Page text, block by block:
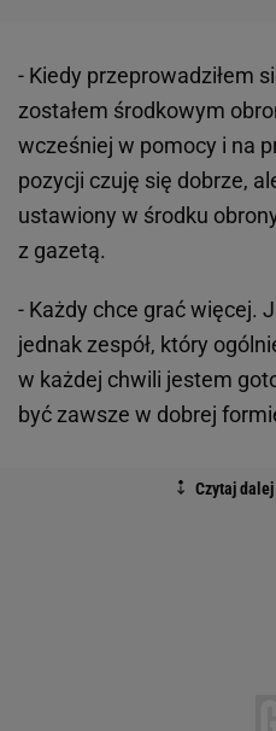
- Kiedy przeprowadziłem
zostałem środkowym
wcześniej w pomocy i na
pozycji czuję się dobrze,
ustawiony w środku
z gazetą.
- Każdy chce grać więcej.
jednak zespół, który
w każdej chwili jestem
być zawsze w dobrej